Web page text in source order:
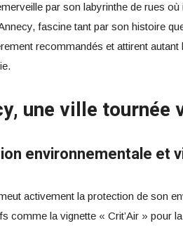
par son labyrinthe de rues
fascine tant par son histoire
recommandés et attirent
une ville tournée
environnementale et
activement la protection de son
comme la vignette « Crit’Air » pour